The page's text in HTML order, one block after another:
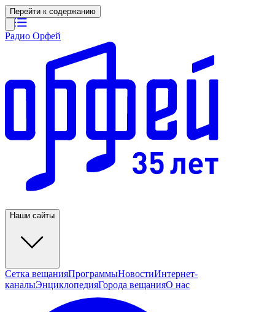
Перейти к содержанию
Радио Орфей
Наши сайты
Сетка вещанияПрограммыНовостиИнтернет-
каналыЭнциклопедияГорода вещанияО нас